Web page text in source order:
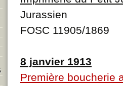
Jurassien
FOSC 11905/1869
8 janvier 1913
Première boucherie